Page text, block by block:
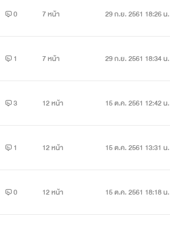
ละก็ถึงเวลาที่จะต้องส่งตัวไปต่างโลก
0 7 หน้า 29 ก.ย. 2561 18:26 น.
1 7 หน้า 29 ก.ย. 2561 18:34 น.
3 12 หน้า 15 ต.ค. 2561 12:42 น.
1 12 หน้า 15 ต.ค. 2561 13:31 น.
0 12 หน้า 15 ต.ค. 2561 18:18 น.